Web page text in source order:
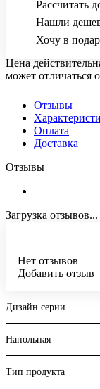
Рассчитать
Нашли
Хочу в
Цена
может отличаться
Отзывы
Оплата
Доставка
Отзывы
Загрузка отзывов...
Нет отзывов
Добавить отзыв
Дизайн серии
Напольная
Тип продукта